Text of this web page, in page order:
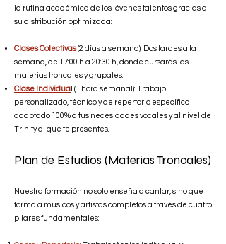
la rutina académica de los jóvenes talentos gracias a
su distribución optimizada:
Clases Colectivas(2 días a semana): Dos tardes a la
semana, de 17:00 h a 20:30 h, donde cursarás las
materias troncales y grupales.
Clase Individua l (1 hora semanal): Trabajo
personalizado, técnico y de repertorio específico
adaptado 100% a tus necesidades vocales y al nivel de
Trinity al que te presentes.
Plan de Estudios (Materias Troncales)
Nuestra formación no solo enseña a cantar, sino que
forma a músicos y artistas completos a través de cuatro
pilares fundamentales: